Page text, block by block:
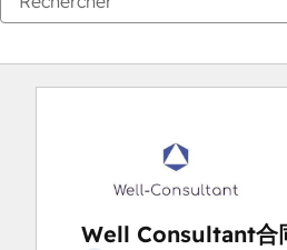
Well Consultant合